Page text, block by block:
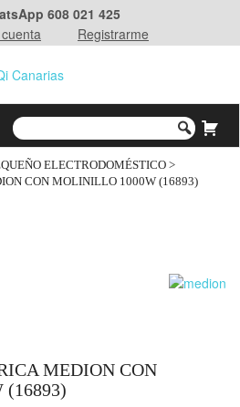
608 021 425
Registrarme
ELECTRODOMÉSTICO >
CON MOLINILLO 1000W (16893)
MEDION CON
(16893)